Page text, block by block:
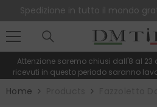
Spedizione in tutto il mondo
Attenzione saremo chiusi dall'8 al
ricevuti in questo periodo saranno
Home